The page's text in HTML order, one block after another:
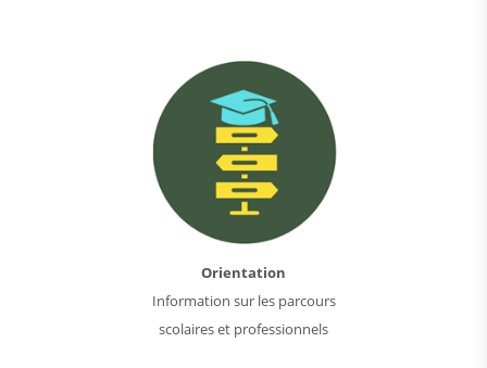
Orientation
Information sur les parcours
scolaires et professionnels